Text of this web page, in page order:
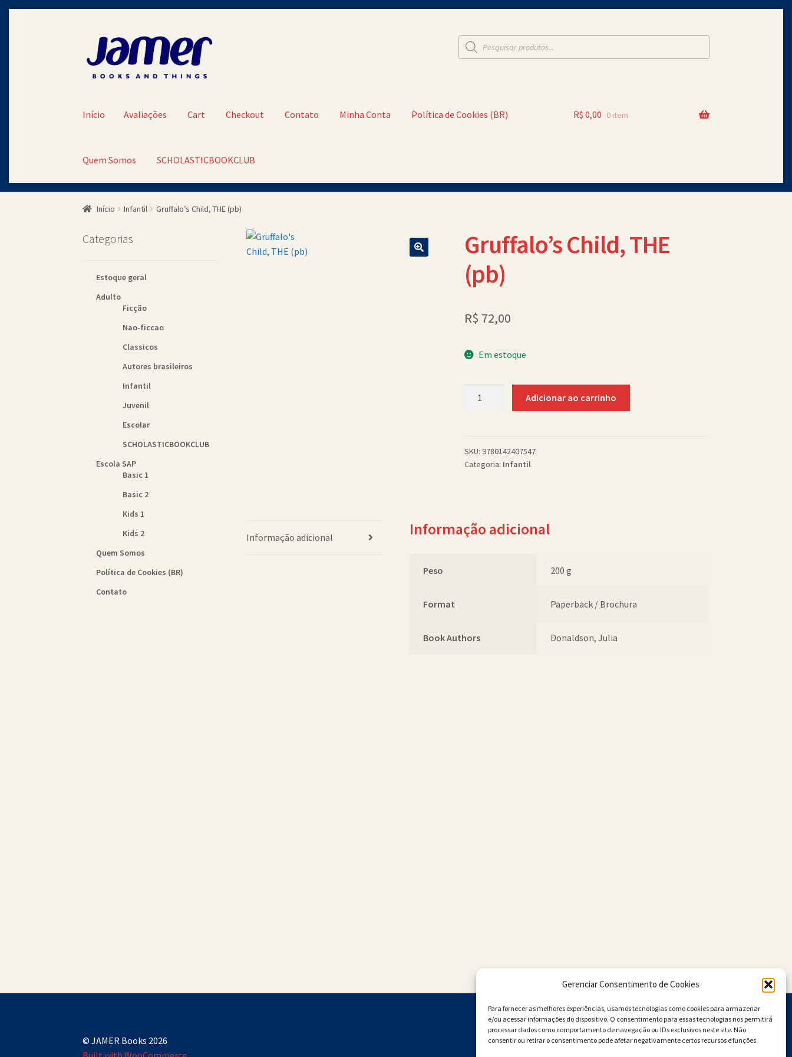
Gerenciar Consentimento de Cookies
Para fornecer as melhores experiências, usamos tecnologias como cookies para armazenar
e/ou acessar informações do dispositivo. O consentimento para essas tecnologias nos permitirá
processar dados como comportamento de navegação ou IDs exclusivos neste site. Não
consentir ou retirar o consentimento pode afetar negativamente certos recursos e funções.
Pular
para
navegação
Pular
para
Pesquisar
produtos
Início Avaliações Cart Checkout Contato Minha Conta Política de Cookies (BR)
Quem Somos SCHOLASTICBOOKCLUB
R$ 0,00 0 item
Início Infantil Gruffalo’s Child, THE (pb)
Gruffalo’s Child, THE
(pb)
R$ 72,00
Em estoque
quantidade
Adicionar ao carrinho
SKU: 9780142407547
Categoria: Infantil
Informação adicional Informação adicional
Peso 200 g
Format Paperback / Brochura
Book Authors Donaldson, Julia
Categorias
Estoque geral
Adulto
Ficção
Nao-ficcao
Classicos
Autores brasileiros
Infantil
Juvenil
Escolar
SCHOLASTICBOOKCLUB
Escola SAP
Basic 1
Basic 2
Kids 1
Kids 2
Quem Somos
Política de Cookies (BR)
Contato
© JAMER Books 2026